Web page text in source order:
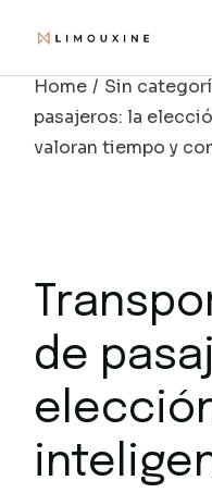
Home
Sin
pasajeros: la
valoran tiempo y
de